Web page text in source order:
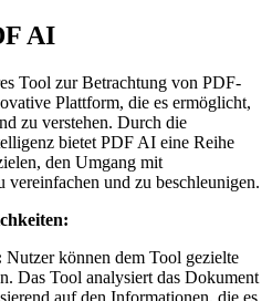
AI
Tool zur Betrachtung von PDF-
Plattform, die es ermöglicht,
zu verstehen. Durch die
bietet PDF AI eine Reihe
den Umgang mit
und zu beschleunigen.
Nutzer können dem Tool gezielte
Das Tool analysiert das Dokument
auf den Informationen, die es